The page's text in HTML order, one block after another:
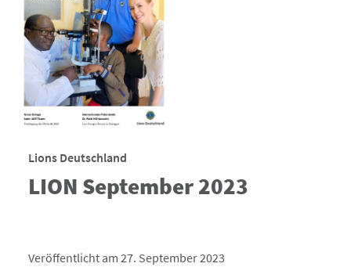
Lions Deutschland
LION September 2023
Veröffentlicht am 27. September 2023